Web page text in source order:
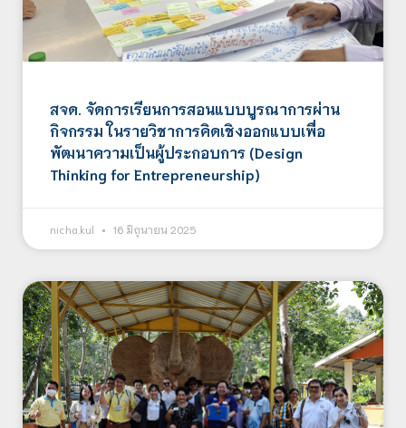
สจด. จัดการเรียนการสอนแบบบูรณาการผ่าน
กิจกรรม ในรายวิชาการคิดเชิงออกแบบเพื่อ
พัฒนาความเป็นผู้ประกอบการ (Design
Thinking for Entrepreneurship)
nicha.kul 16 มิถุนายน 2025